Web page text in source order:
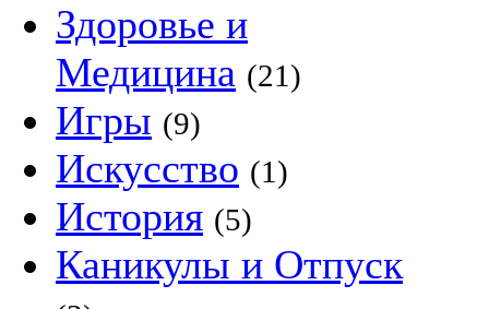
Здоровье и
Медицина (21)
Игры (9)
Искусство (1)
История (5)
Каникулы и Отпуск